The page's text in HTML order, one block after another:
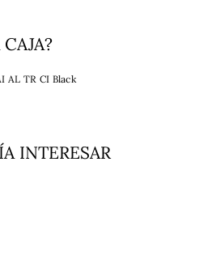
AL TR CI Black
INTERESAR